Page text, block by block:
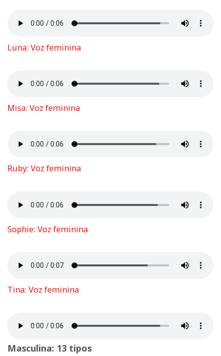
Luna: Voz feminina
Misa: Voz feminina
Ruby: Voz feminina
Sophie: Voz feminina
Tina: Voz feminina
Masculina: 13 tipos